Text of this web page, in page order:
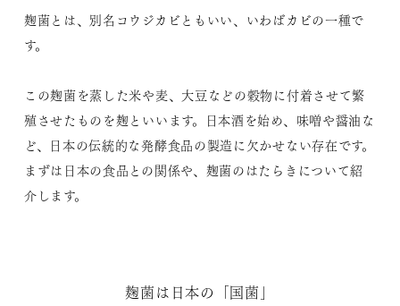
麹菌とは、別名コウジカビともいい、いわばカビの一種で
す。
この麹菌を蒸した米や麦、大豆などの穀物に付着させて繁
殖させたものを麹といいます。日本酒を始め、味噌や醤油な
ど、日本の伝統的な発酵食品の製造に欠かせない存在です。
まずは日本の食品との関係や、麹菌のはたらきについて紹
介します。
麹菌は日本の「国菌」